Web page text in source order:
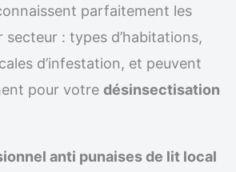
parfaitement les
secteur : types d’habitations,
d’infestation, et peuvent
pour votre désinsectisation
anti punaises de lit local